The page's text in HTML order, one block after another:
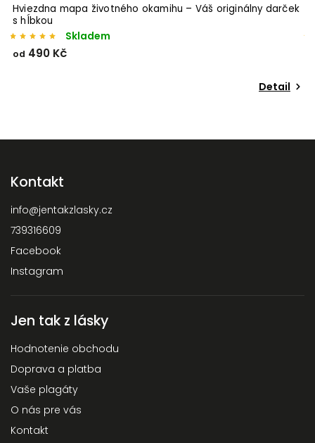
Hviezdna mapa životného okamihu – Váš originálny darček
s hĺbkou
Skladem
od 490 Kč
Detail
Kontakt
info@jentakzlasky.cz
739316609
Facebook
Instagram
Jen tak z lásky
Hodnotenie obchodu
Doprava a platba
Vaše plagáty
O nás pre vás
Kontakt